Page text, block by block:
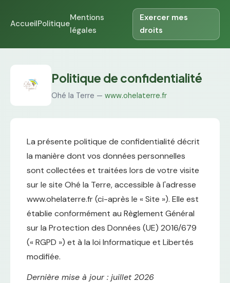
AccueilPolitique
Mentions
légales
Exercer mes
droits
Politique de confidentialité
Ohé la Terre — www.ohelaterre.fr
La présente politique de confidentialité décrit
la manière dont vos données personnelles
sont collectées et traitées lors de votre visite
sur le site Ohé la Terre, accessible à l'adresse
www.ohelaterre.fr (ci-après le « Site »). Elle est
établie conformément au Règlement Général
sur la Protection des Données (UE) 2016/679
(« RGPD ») et à la loi Informatique et Libertés
modifiée.
Dernière mise à jour : juillet 2026